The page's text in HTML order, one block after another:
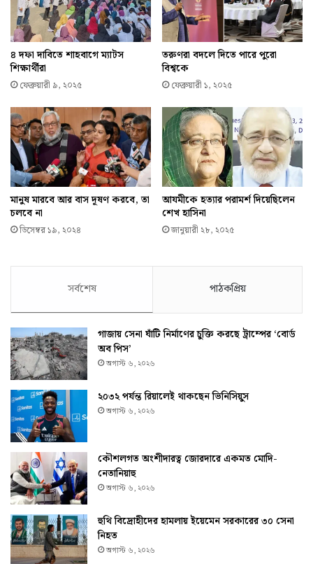
৪ দফা দাবিতে শাহবাগে ম্যাটস
শিক্ষার্থীরা
ফেব্রুয়ারী ৯, ২০২৫
তরুণরা বদলে দিতে পারে পুরো
বিশ্বকে
ফেব্রুয়ারী ১, ২০২৫
মানুষ মারবে আর বাস দূষণ করবে, তা
চলবে না
ডিসেম্বর ১৯, ২০২৪
আযমীকে হত্যার পরামর্শ দিয়েছিলেন
শেখ হাসিনা
জানুয়ারী ২৮, ২০২৫
সর্বশেষ পাঠকপ্রিয়
গাজায় সেনা ঘাঁটি নির্মাণের চুক্তি করছে ট্রাম্পের ‘বোর্ড
অব পিস’
অগাস্ট ৬, ২০২৬
২০৩২ পর্যন্ত রিয়ালেই থাকছেন ভিনিসিয়ুস
অগাস্ট ৬, ২০২৬
কৌশলগত অংশীদারত্ব জোরদারে একমত মোদি-
নেতানিয়াহু
অগাস্ট ৬, ২০২৬
হুথি বিদ্রোহীদের হামলায় ইয়েমেন সরকারের ৩০ সেনা
নিহত
অগাস্ট ৬, ২০২৬